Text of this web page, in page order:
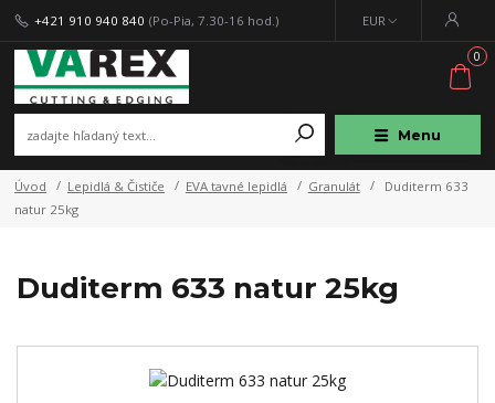
Menu
EUR
+421 910 940 840 (Po-Pia, 7.30-16 hod.)
0
Úvod Lepidlá & Čističe EVA tavné lepidlá Granulát
Duditerm 633
natur 25kg
Duditerm 633 natur 25kg